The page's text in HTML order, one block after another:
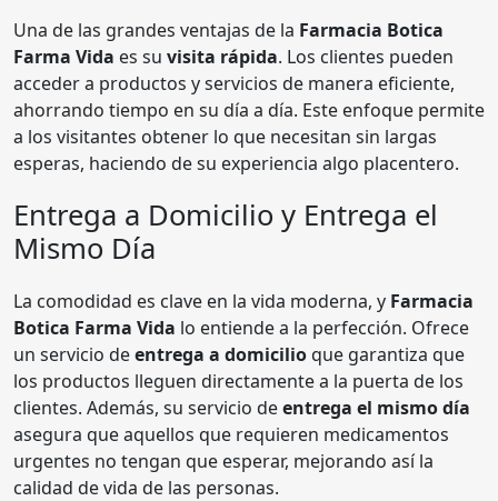
Una de las grandes ventajas de la Farmacia Botica
Farma Vida es su visita rápida. Los clientes pueden
acceder a productos y servicios de manera eficiente,
ahorrando tiempo en su día a día. Este enfoque permite
a los visitantes obtener lo que necesitan sin largas
esperas, haciendo de su experiencia algo placentero.
Entrega a Domicilio y Entrega el
Mismo Día
La comodidad es clave en la vida moderna, y Farmacia
Botica Farma Vida lo entiende a la perfección. Ofrece
un servicio deentrega a domicilioque garantiza que
los productos lleguen directamente a la puerta de los
clientes. Además, su servicio deentrega el mismo día
asegura que aquellos que requieren medicamentos
urgentes no tengan que esperar, mejorando así la
calidad de vida de las personas.